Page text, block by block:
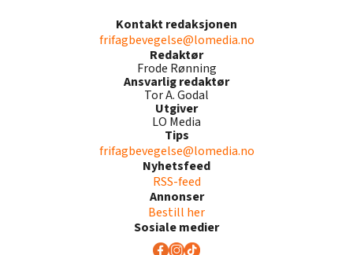
Kontakt redaksjonen
frifagbevegelse@lomedia.no
Redaktør
Frode Rønning
Ansvarlig redaktør
Tor A. Godal
Utgiver
LO Media
Tips
frifagbevegelse@lomedia.no
Nyhetsfeed
RSS-feed
Annonser
Bestill her
Sosiale medier